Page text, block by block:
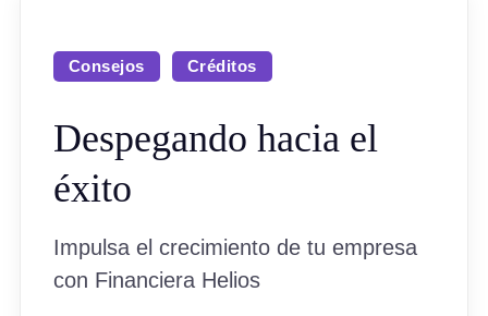
Consejos Créditos
Despegando hacia el
éxito
Impulsa el crecimiento de tu empresa
con Financiera Helios